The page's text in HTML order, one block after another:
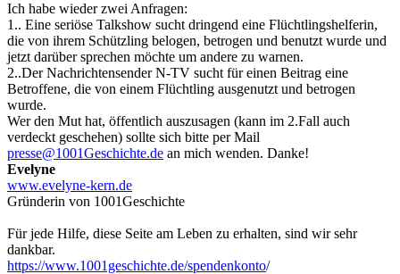
Ich habe wieder zwei Anfragen:
1.. Eine seriöse Talkshow sucht dringend eine Flüchtlingshelferin,
die von ihrem Schützling belogen, betrogen und benutzt wurde und
jetzt darüber sprechen möchte um andere zu warnen.
2..Der Nachrichtensender N-TV sucht für einen Beitrag eine
Betroffene, die von einem Flüchtling ausgenutzt und betrogen
wurde.
Wer den Mut hat, öffentlich auszusagen (kann im 2.Fall auch
verdeckt geschehen) sollte sich bitte per Mail
presse@1001Geschichte.de an mich wenden. Danke!
Evelyne
www.evelyne-kern.de
Gründerin von 1001Geschichte
Für jede Hilfe, diese Seite am Leben zu erhalten, sind wir sehr
dankbar.
https://www.1001geschichte.de/spendenkonto/